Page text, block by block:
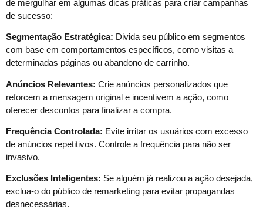
de mergulhar em algumas dicas práticas para criar campanhas
de sucesso:
Segmentação Estratégica: Divida seu público em segmentos
com base em comportamentos específicos, como visitas a
determinadas páginas ou abandono de carrinho.
Anúncios Relevantes: Crie anúncios personalizados que
reforcem a mensagem original e incentivem a ação, como
oferecer descontos para finalizar a compra.
Frequência Controlada: Evite irritar os usuários com excesso
de anúncios repetitivos. Controle a frequência para não ser
invasivo.
Exclusões Inteligentes: Se alguém já realizou a ação desejada,
exclua-o do público de remarketing para evitar propagandas
desnecessárias.